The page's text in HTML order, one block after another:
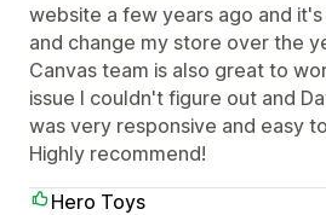
website a few years ago and
and change my store over the
Canvas team is also great to
issue I couldn't figure out and
was very responsive and easy
Highly recommend!
Hero Toys